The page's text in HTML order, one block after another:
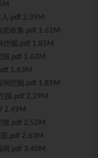
.pdf 2.39M
收集.pdf 1.62M
挖掘.pdf 1.85M
掘.pdf 1.62M
1.63M
挖掘.pdf 1.85M
掘.pdf 2.29M
2.49M
掘.pdf 2.52M
.pdf 2.63M
洞.pdf 3.40M